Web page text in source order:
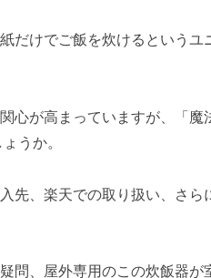
だけでご飯を炊けるというユ
心が高まっていますが、「魔
うか。
先、楽天での取り扱い、さら
問、屋外専用のこの炊飯器が